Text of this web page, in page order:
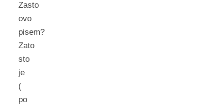
Zasto
ovo
pisem?
Zato
sto
je
(
po